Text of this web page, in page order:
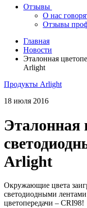
Отзывы
О нас
Отзывы
Главная
Новости
Эталонная
Arlight
Продукты Arlight
18 июля 2016
Эталонная
Arlight
Окружающие цвета
светодиодными
цветопередачи – CRI98!